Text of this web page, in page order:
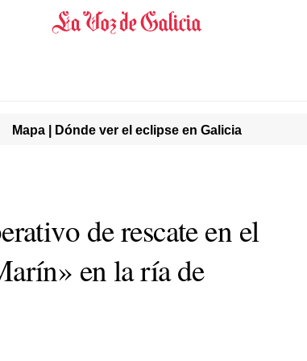
Mapa | Dónde ver el eclipse en Galicia
de rescate en el
en la ría de